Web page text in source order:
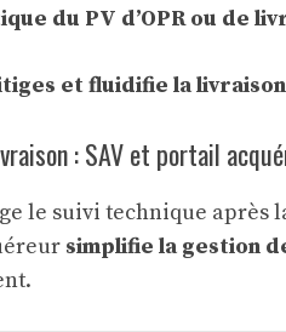
du PV d’OPR ou de
et fluidifie la livraison
: SAV et portail
le suivi technique après
simplifie la gestion